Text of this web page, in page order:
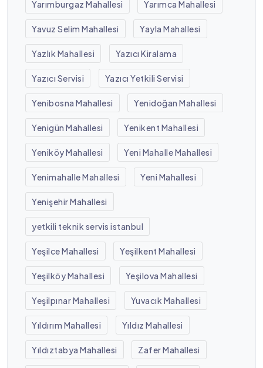
Yarımburgaz Mahallesi Yarımca Mahallesi
Yavuz Selim Mahallesi Yayla Mahallesi
Yazlık Mahallesi Yazıcı Kiralama
Yazıcı Servisi Yazıcı Yetkili Servisi
Yenibosna Mahallesi Yenidoğan Mahallesi
Yenigün Mahallesi Yenikent Mahallesi
Yeniköy Mahallesi Yeni Mahalle Mahallesi
Yenimahalle Mahallesi Yeni Mahallesi
Yenişehir Mahallesi
yetkili teknik servis istanbul
Yeşilce Mahallesi Yeşilkent Mahallesi
Yeşilköy Mahallesi Yeşilova Mahallesi
Yeşilpınar Mahallesi Yuvacık Mahallesi
Yıldırım Mahallesi Yıldız Mahallesi
Yıldıztabya Mahallesi Zafer Mahallesi